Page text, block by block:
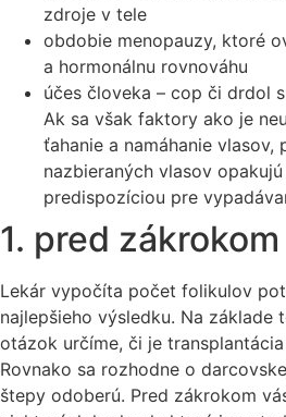
zdroje v tele
obdobie menopauzy, ktoré
a hormonálnu rovnováhu
účes človeka – cop či drdol
Ak sa však faktory ako je
ťahanie a namáhanie vlasov,
nazbieraných vlasov
predispozíciou pre
1. pred zákrokom
Lekár vypočíta počet folikulov
najlepšieho výsledku. Na základe
otázok určíme, či je
Rovnako sa rozhodne o
štepy odoberú. Pred zákrokom